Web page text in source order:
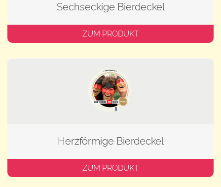
Sechseckige Bierdeckel
ZUM PRODUKT
Herzförmige Bierdeckel
ZUM PRODUKT